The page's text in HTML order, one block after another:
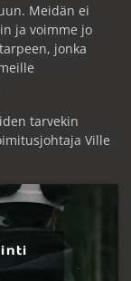
Meidän ei
ja voimme jo
jonka
tarvekin
Ville